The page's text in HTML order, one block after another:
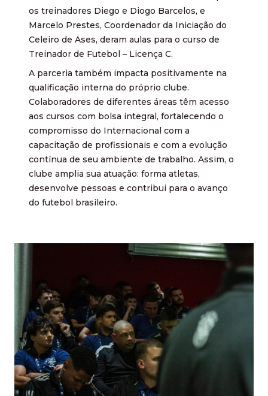
os treinadores Diego e Diogo Barcelos, e
Marcelo Prestes, Coordenador da Iniciação do
Celeiro de Ases, deram aulas para o curso de
Treinador de Futebol – Licença C.
A parceria também impacta positivamente na
qualificação interna do próprio clube.
Colaboradores de diferentes áreas têm acesso
aos cursos com bolsa integral, fortalecendo o
compromisso do Internacional com a
capacitação de profissionais e com a evolução
contínua de seu ambiente de trabalho. Assim, o
clube amplia sua atuação: forma atletas,
desenvolve pessoas e contribui para o avanço
do futebol brasileiro.